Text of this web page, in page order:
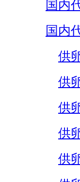
国内
国内
供
供
供
供
供